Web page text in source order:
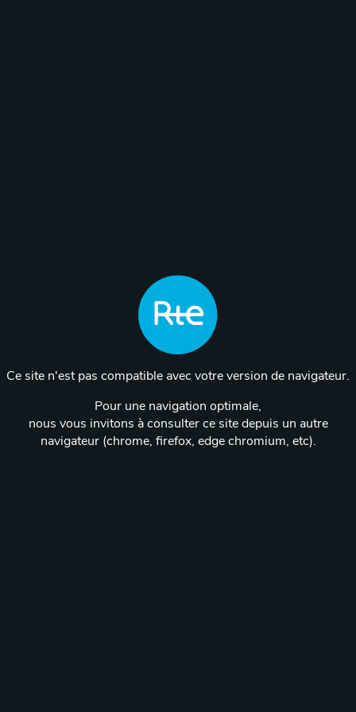
Ce site n'est pas compatible avec votre version de navigateur.
Pour une navigation optimale,
nous vous invitons à consulter ce site depuis un autre
navigateur (chrome, firefox, edge chromium, etc).